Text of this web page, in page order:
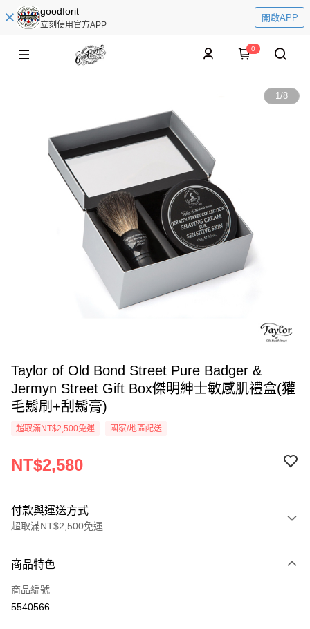
goodforit
立刻使用官方APP
開啟APP
0
1/8
Taylor of Old Bond Street Pure Badger &
Jermyn Street Gift Box傑明紳士敏感肌禮盒(獾
毛鬍刷+刮鬍膏)
超取滿NT$2,500免運 國家/地區配送
NT$2,580
付款與運送方式
超取滿NT$2,500免運
信用卡一次付款
信用卡分期付款
商品特色
商品編號
5540566